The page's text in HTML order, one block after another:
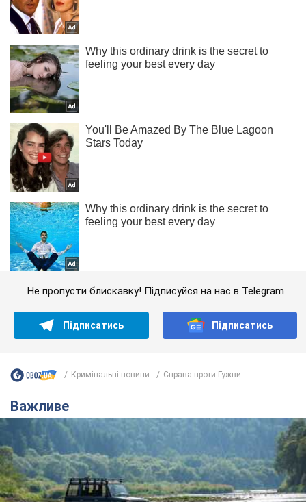
Не пропусти блискавку! Підписуйся на нас в Telegram
Підписатись Підписатись
Кримінальні новини Справа проти Гужви:...
Важливе